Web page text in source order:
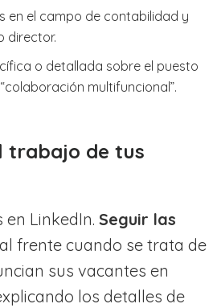
en el campo de contabilidad y
director.
o detallada sobre el puesto
multifuncional”.
trabajo de tus
LinkedIn. Seguir las
frente cuando se trata de
sus vacantes en
los detalles de